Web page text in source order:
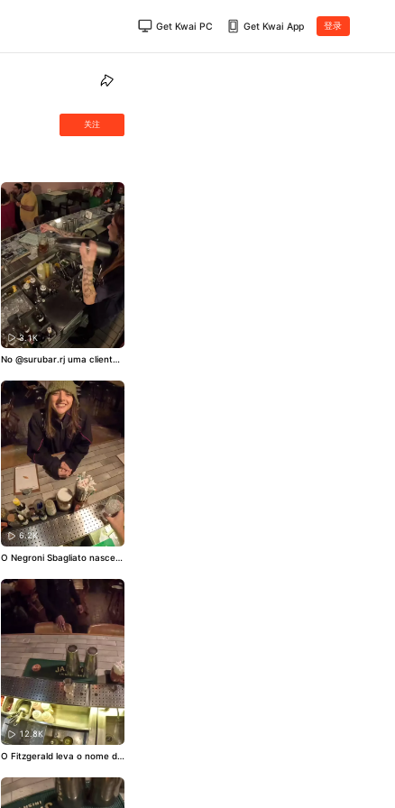
Get Kwai PC Get Kwai App 登录
关注
3.1K
No @surubar.rj uma cliente
a e servi o Surubeba Sour. U
m drink que mostra como in
gredientes muitas vezes esti
gmatizados, como a jurubeb
a, podem ganhar uma nova
leitura na coquetelaria. Traz
er sabores de boteco para o
balcão também é uma form
a de valorizar a nossa cultur
a. 🇧🇷🍸#coquetelariabrasil
eira #bartender #cocktails #
cachaça #mixologia
6.2K
O Negroni Sbagliato nasceu
Conta a história que um bar
tender pegou uma garrafa d
e espumante por engano no
lugar do gin ao preparar um
Negroni. O resultado foi um
drink mais leve, borbulhante
e refrescante, mantendo a
personalidade amarga que f
ez o clássico ficar famoso.
🍸🥂#negronisbagliato #coc
ktails #bartender #mixologia
12.8K
O Fitzgerald leva o nome de
conhecido pela elegância e
excessos da era do jazz. O d
rink segue essa mesma linh